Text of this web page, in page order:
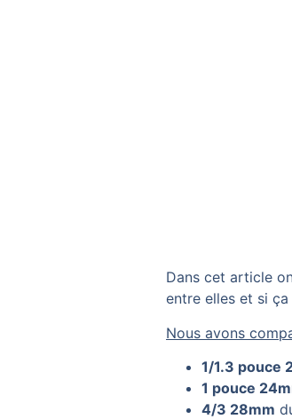
Dans cet article
entre elles et si
Nous avons
1/1.3 pouce
1 pouce
4/3 28mm